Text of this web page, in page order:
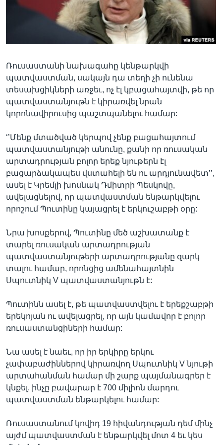
Ռուսաստանի նախագահը կենթարկվի
պատվաստման, սակայն դա տեղի չի ունենա
տեսախցիկների առջեւ, ոչ էլ կբացահայտվի, թե որ
պատվաստանյութն է կիրառվել նրան
կորոնավիրուսից պաշտպանելու համար:
‘’Մենք մտածված կերպով չենք բացահայտում
պատվաստանյութի անունը, քանի որ ռուսական
արտադրության բոլոր երեք նյութերն էլ
բացարձակապես վստահելի են ու արդյունավետ’’,
ասել է Կրեմլի խոսնակ Դմիտրի Պեսկովը,
ավելացնելով, որ պատվաստման ենթարկվելու
որոշում Պուտինը կայացրել է երկուշաբթի օրը:
Նրա խոսքերով, Պուտինը մեծ աշխատանք է
տարել ռուսական արտադրության
պատվաստանյութերի արտադրությանը զարկ
տալու համար, որոնցից ամենահայտնին
Սպուտնիկ V պատվաստանյութն է:
Պուտինն ասել է, թե պատվաստվելու է երեքշաբթի
երեկոյան ու ավելացրել, որ այն կամավոր է բոլոր
ռուսաստանցիների համար:
Նա ասել է նաեւ, որ իր երկիրը երկու
չափաբաժիններով կիրառվող Սպուտնիկ V նյութի
արտահանման համար մի շարք պայմանագրեր է
կնքել, ինչը բավարար է 700 միլիոն մարդու
պատվաստման ենթարկելու համար:
Ռուսաստանում կովիդ 19 հիվանդության դեմ մինչ
այժմ պատվաստման է ենթարկվել մոտ 4 եւ կես